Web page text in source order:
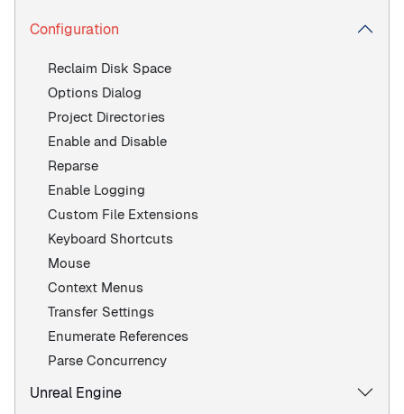
Configuration
Reclaim Disk Space
Options Dialog
Project Directories
Enable and Disable
Reparse
Enable Logging
Custom File Extensions
Keyboard Shortcuts
Mouse
Context Menus
Transfer Settings
Enumerate References
Parse Concurrency
Unreal Engine